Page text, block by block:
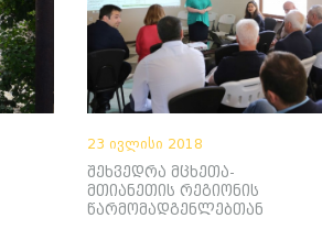
23 ივლისი 2018
შეხვედრა მცხეთა-
მთიანეთის რეგიონის
წარმომადგენლებთან